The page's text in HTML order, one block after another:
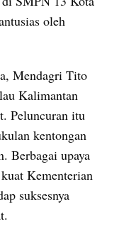
oleh
Mendagri Tito
Kalimantan
Peluncuran itu
kentongan
Berbagai upaya
Kementerian
suksesnya